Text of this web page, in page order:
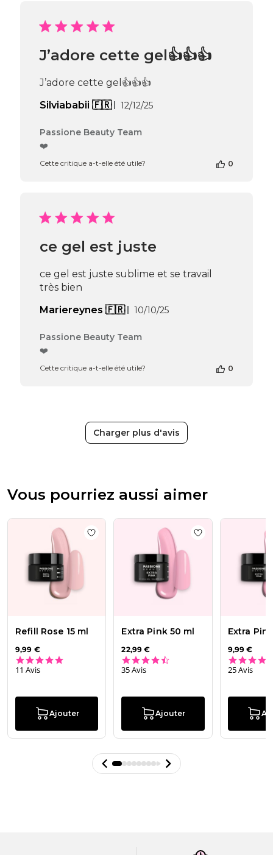
Passione
Beauty
Team
du
Thu
Apr
16
J’adore cette gel👍👍👍
J’adore cette gel👍👍👍
Silviababii 🇫🇷
Date
publication
12/12/25
Commentaires
de
Beauty
du
Thu
16
2026
Passione Beauty Team
❤️
Cette critique a-t-elle été utile? 0
ce gel est juste
ce gel est juste sublime et se travail
très bien
Mariereynes 🇫🇷
Date
10/10/25
Commentaires
de
de
Passione
Thu
Apr
2026
Passione Beauty Team
❤️
Cette critique a-t-elle été utile? 0
Charger plus d'avis
Vous pourriez aussi aimer
Add to wishlist Refill Rose 15 ml
Refill Rose 15 ml
9,99 €
11 Avis
Ajouter
Add to wishlist
Extra Pink 50 ml
22,99 €
35 Avis
Ajouter
Extra
9,99 €
25 Avis